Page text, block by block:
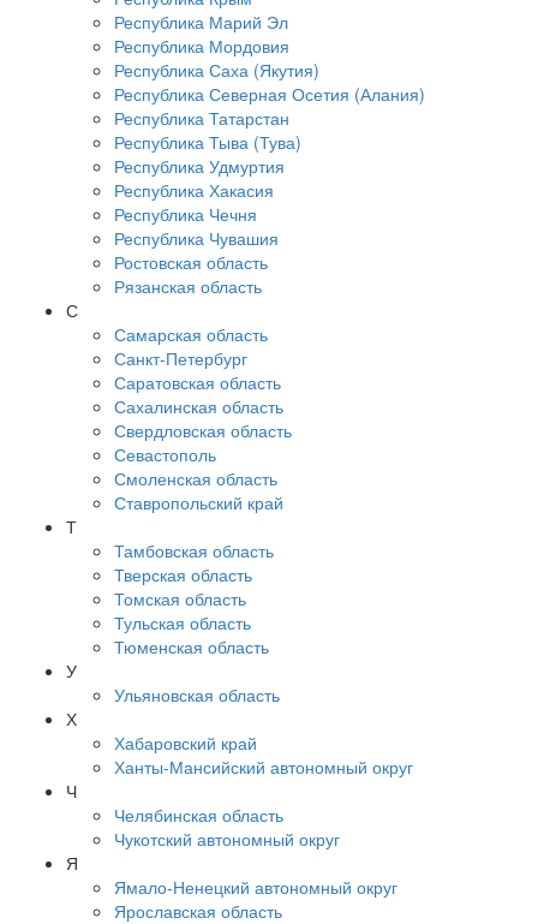
Республика Марий Эл
Республика Мордовия
Республика Саха (Якутия)
Республика Северная Осетия (Алания)
Республика Татарстан
Республика Тыва (Тува)
Республика Удмуртия
Республика Хакасия
Республика Чечня
Республика Чувашия
Ростовская область
Рязанская область
С
Самарская область
Санкт-Петербург
Саратовская область
Сахалинская область
Свердловская область
Севастополь
Смоленская область
Ставропольский край
Т
Тамбовская область
Тверская область
Томская область
Тульская область
Тюменская область
У
Ульяновская область
Х
Хабаровский край
Ханты-Мансийский автономный округ
Ч
Челябинская область
Чукотский автономный округ
Я
Ямало-Ненецкий автономный округ
Ярославская область